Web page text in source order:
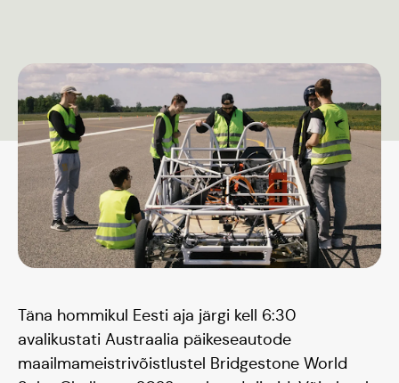
Päikeseauto
Hooaeg I 20/21
Hooaeg II 22/23
Hooaeg III 24/25
Täna hommikul Eesti aja järgi kell 6:30
avalikustati Austraalia päikeseautode
maailmameistrivõistlustel Bridgestone World